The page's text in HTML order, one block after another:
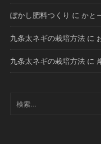
ぼかし肥料つくり に かと
九条太ネギの栽培方法 に
九条太ネギの栽培方法 に